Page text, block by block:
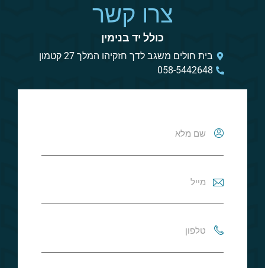
צרו קשר
כולל יד בנימין
בית חולים משגב לדך חזקיהו המלך 27 קטמון
058-5442648